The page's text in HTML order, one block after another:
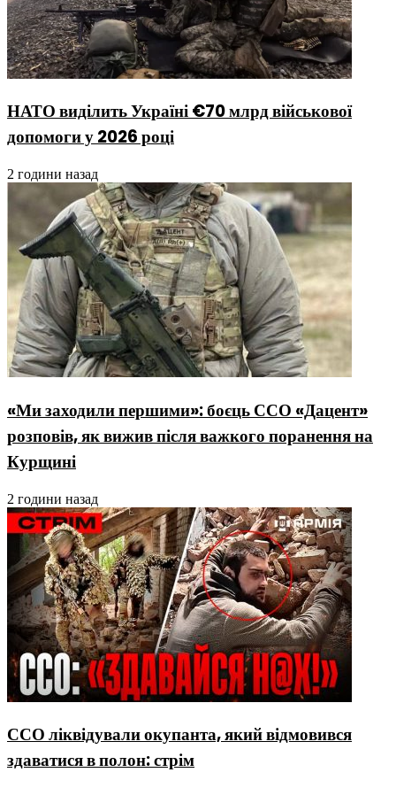
НАТО виділить Україні €70 млрд військової
допомоги у 2026 році
2 години назад
«Ми заходили першими»: боєць ССО «Дацент»
розповів, як вижив після важкого поранення на
Курщині
2 години назад
ССО ліквідували окупанта, який відмовився
здаватися в полон: стрім